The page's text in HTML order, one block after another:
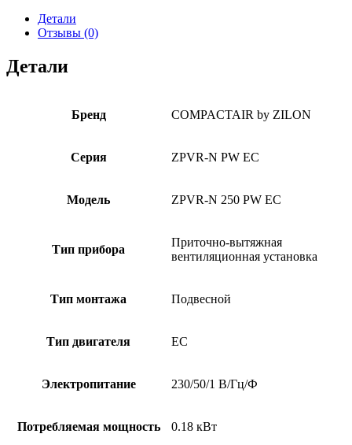
Детали
Отзывы (0)
Детали
Бренд COMPACTAIR by ZILON
Серия ZPVR-N PW EC
Модель ZPVR-N 250 PW EC
Тип прибора
Приточно-вытяжная
вентиляционная установка
Тип монтажа Подвесной
Тип двигателя EC
Электропитание 230/50/1 В/Гц/Ф
Потребляемая мощность 0.18 кВт